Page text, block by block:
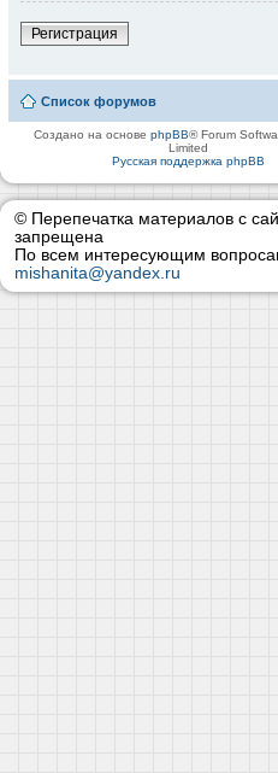
Регистрация
Список форумов
Создано на основеphpBB® Forum
Limited
Русская поддержка phpBB
© Перепечатка материалов с
запрещена
По всем интересующим
mishanita@yandex.ru